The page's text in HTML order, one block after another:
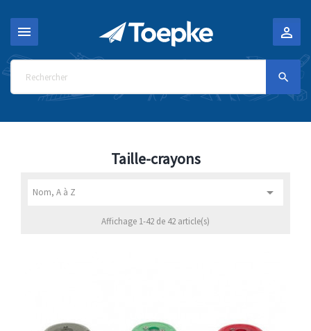
 

Taille-crayons
Nom, A à Z 
Affichage 1-42 de 42 article(s)